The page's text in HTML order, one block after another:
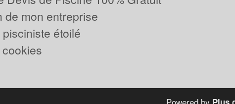
de mon entreprise
étoilé